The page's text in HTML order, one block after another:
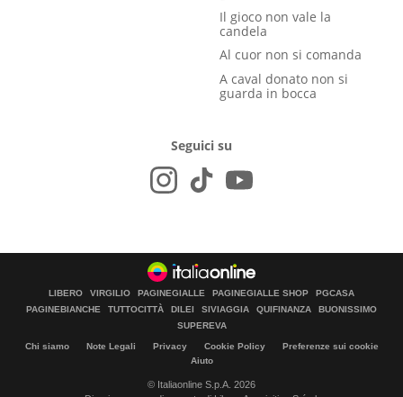
Il gioco non vale la
candela
Al cuor non si comanda
A caval donato non si
guarda in bocca
Seguici su
LIBERO VIRGILIO PAGINEGIALLE PAGINEGIALLE SHOP
PGCASA
PAGINEBIANCHE
TUTTOCITTÀ DILEI SIVIAGGIA QUIFINANZA
BUONISSIMO
SUPEREVA
Chi siamo Note Legali Privacy Cookie Policy
Preferenze sui cookie
Aiuto
© Italiaonline S.p.A. 2026